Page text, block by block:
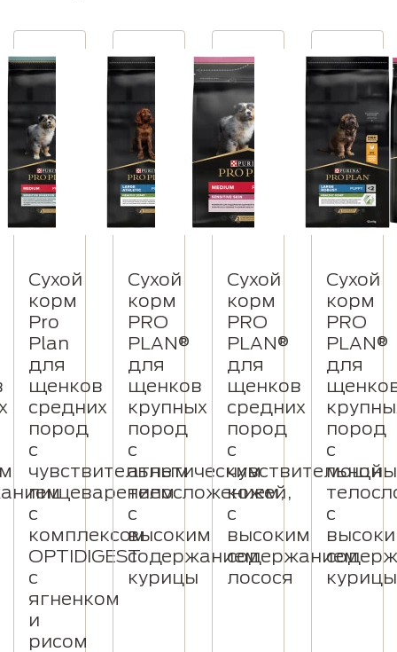
Сухой
корм
Pro
Plan
для
щенков
средних
пород
с
чувствительным
пищеварением
с
комплексом
OPTIDIGEST
с
ягненком
и
рисом
Сухой
корм
PRO
PLAN®
для
щенков
крупных
пород
с
атлетическим
телосложением,
с
высоким
содержанием
курицы
Сухой
корм
PRO
PLAN®
для
щенков
средних
пород
с
чувствительной
кожей,
с
высоким
содержанием
лосося
Сухой
корм
PRO
PLAN®
для
пород
с
с
курицы